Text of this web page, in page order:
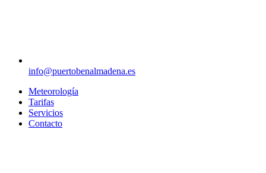
info@puertobenalmadena.es
Meteorología
Tarifas
Servicios
Contacto